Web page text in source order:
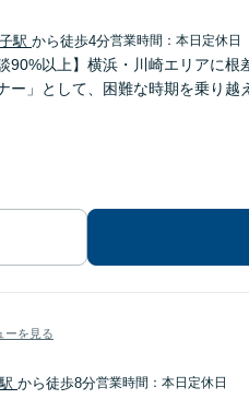
駅 から徒歩4分営業時間：本日定休日
90%以上】横浜・川崎エリアに
ー」として、困難な時期を乗り越
ーを見る
から徒歩8分営業時間：本日定休日